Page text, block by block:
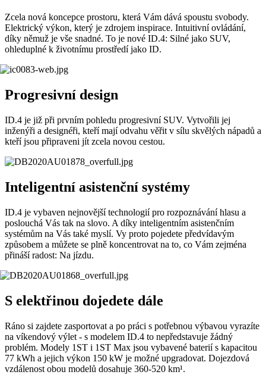
Zcela nová koncepce prostoru, která Vám dává spoustu svobody.
Elektrický výkon, který je zdrojem inspirace. Intuitivní ovládání,
díky němuž je vše snadné. To je nové ID.4: Silné jako SUV,
ohleduplné k životnímu prostředí jako ID.
Progresivní design
ID.4 je již při prvním pohledu progresivní SUV. Vytvořili jej
inženýři a designéři, kteří mají odvahu věřit v sílu skvělých nápadů a
kteří jsou připraveni jít zcela novou cestou.
Inteligentní asistenční systémy
ID.4 je vybaven nejnovější technologií pro rozpoznávání hlasu a
poslouchá Vás tak na slovo. A díky inteligentním asistenčním
systémům na Vás také myslí. Vy proto pojedete předvídavým
způsobem a můžete se plně koncentrovat na to, co Vám zejména
přináší radost: Na jízdu.
S elektřinou dojedete dále
Ráno si zajdete zasportovat a po práci s potřebnou výbavou vyrazíte
na víkendový výlet - s modelem ID.4 to nepředstavuje žádný
problém. Modely 1ST i 1ST Max jsou vybavené baterií s kapacitou
77 kWh a jejich výkon 150 kW je možné upgradovat. Dojezdová
vzdálenost obou modelů dosahuje 360-520 km¹.